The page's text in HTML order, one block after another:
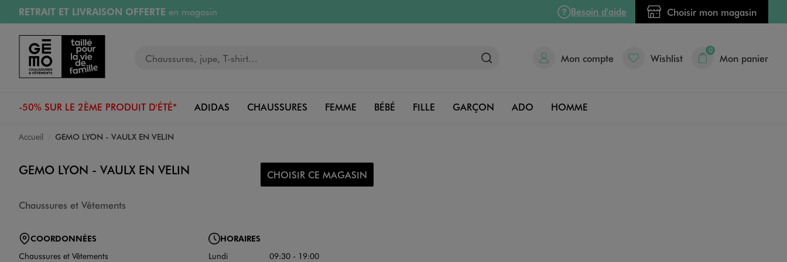
Aller au contenu principal
Aller à la navigation
RETRAIT ET LIVRAISON OFFERTE en magasin
Retours OFFERTSpendant 30 jours
PAYEZ EN 3x SANS FRAIS
dès 50€
RÉSERVATION GRATUITE
Besoin d'aide Choisir mon magasin
Mon compte Wishlist
0
Mon panier
-50% SUR LE 2ÈME PRODUIT D'ÉTÉ* ADIDAS CHAUSSURES FEMME BÉBÉ FILLE GARÇON ADO HOMME
Accueil GEMO LYON - VAULX EN VELIN
GEMO LYON - VAULX EN VELIN
Chaussures et Vêtements
CHOISIR CE MAGASIN
COORDONNÉES
Chaussures et Vêtements
HORAIRES
Lundi
09:30 - 19:00